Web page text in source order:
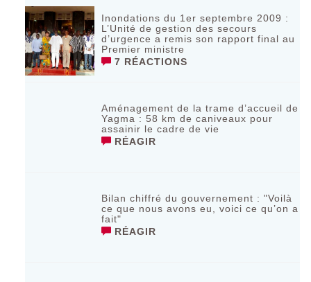
Inondations du 1er septembre 2009 :
L’Unité de gestion des secours
d’urgence a remis son rapport final au
Premier ministre
7 RÉACTIONS
Aménagement de la trame d’accueil de
Yagma : 58 km de caniveaux pour
assainir le cadre de vie
RÉAGIR
Bilan chiffré du gouvernement : "Voilà
ce que nous avons eu, voici ce qu’on a
fait"
RÉAGIR